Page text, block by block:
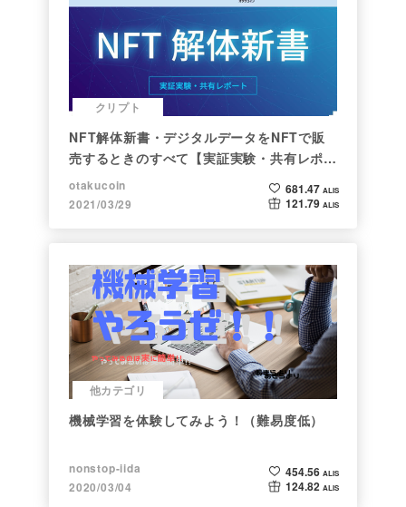
クリプト
NFT解体新書・デジタルデータをNFTで販
売するときのすべて【実証実験・共有レポー
ト】
otakucoin
2021/03/29
681.47 ALIS
121.79 ALIS
他カテゴリ
機械学習を体験してみよう！（難易度低）
nonstop-iida
2020/03/04
454.56 ALIS
124.82 ALIS